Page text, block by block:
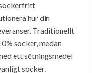
hur din
Traditionellt
socker, medan
ett sötningsmedel
socker.